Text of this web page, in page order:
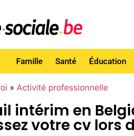
Famille Santé Éducation
» Activité professionnelle
intérim en
votre cv lors